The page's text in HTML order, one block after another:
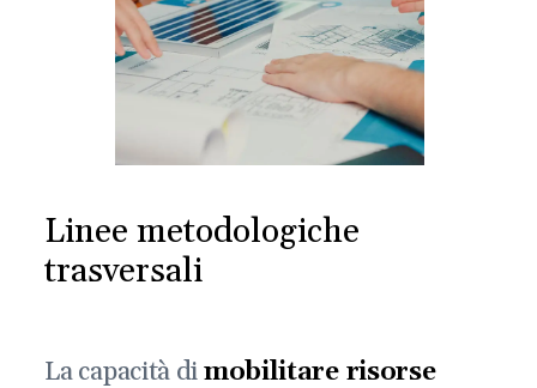
Linee metodologiche
trasversali
La capacità dimobilitare risorse